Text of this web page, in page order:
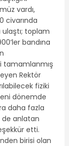
vardı,
civarında
ulaştı; toplam
bandına
tamamlanmış
Rektör
fiziki
dönemde
daha fazla
de anlatan
etti.
birisi olan